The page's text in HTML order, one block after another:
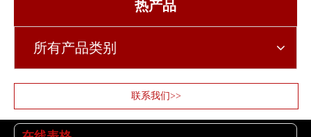
热产品
所有产品类别
联系我们>>